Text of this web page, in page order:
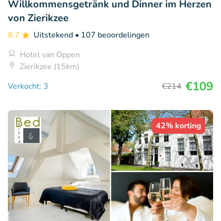
Willkommensgetränk und Dinner im Herzen
von Zierikzee
8.7 Uitstekend • 107 beoordelingen
Hotel van Oppen
Zierikzee (15km)
Verkocht: 3
€214 €109
42% korting